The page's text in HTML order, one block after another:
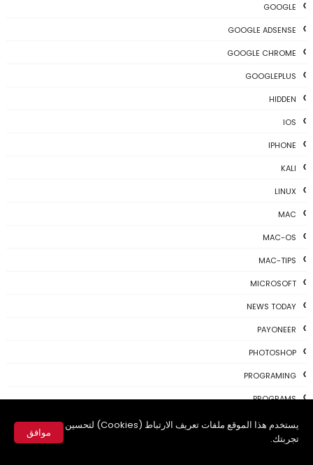
يستخدم هذا الموقع ملفات تعريف الارتباط (Cookies) لتحسين
تجربتك.
موافق
GOOGLE
GOOGLE ADSENSE
GOOGLE CHROME
GOOGLEPLUS
HIDDEN
IOS
IPHONE
KALI
LINUX
MAC
MAC-OS
MAC-TIPS
MICROSOFT
NEWS TODAY
PAYONEER
PHOTOSHOP
PROGRAMING
PROGRAMS
REVIEWS
SKYPE